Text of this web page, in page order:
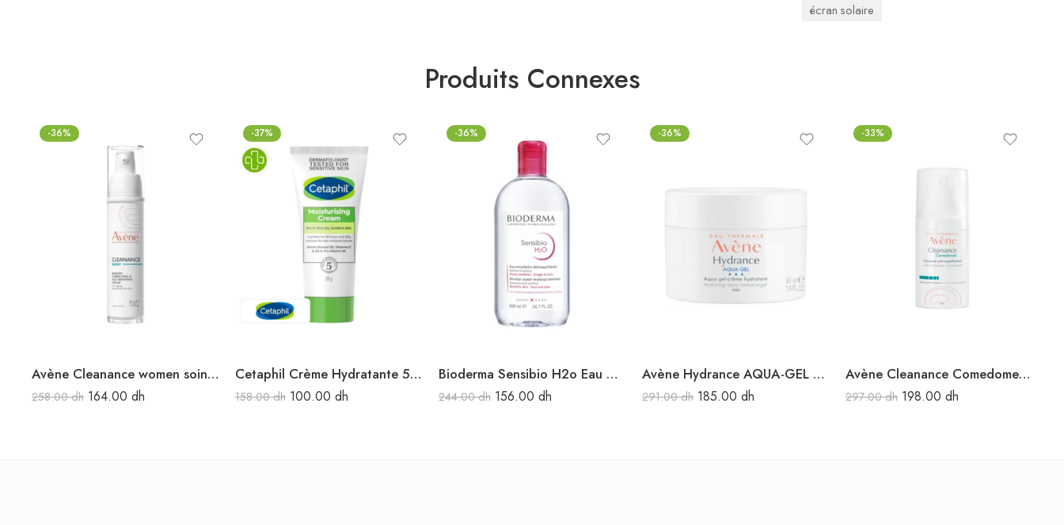
écran solaire
Produits Connexes
-36%
Avène Cleanance women soin nuit lissant 30 ml
258.00dh 164.00 dh
-37%
Cetaphil Crème Hydratante 50 ml
158.00dh 100.00 dh
-36%
Bioderma Sensibio H2o Eau Micellaire Demaquillante 500 Ml
244.00dh 156.00 dh
-36%
Avène Hydrance AQUA-GEL Aqua gel-crème hydratant 50 ml
291.00dh 185.00 dh
-33%
Avène Cleanance Comedomed 30 ml
297.00dh 198.00 dh